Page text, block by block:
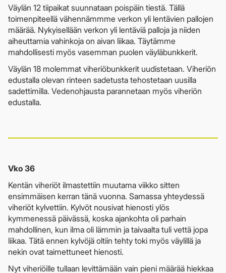
Väylän 12 tiipaikat suunnataan poispäin tiestä. Tällä
toimenpiteellä vähennämmme verkon yli lentävien pallojen
määrää. Nykyisellään verkon yli lentäviä palloja ja niiden
aiheuttamia vahinkoja on aivan liikaa. Täytämme
mahdollisesti myös vasemman puolen väyläbunkkerit.
Väylän 18 molemmat viheriöbunkkerit uudistetaan. Viheriön
edustalla olevan rinteen sadetusta tehostetaan uusilla
sadettimilla. Vedenohjausta parannetaan myös viheriön
edustalla.
Vko 36
Kentän viheriöt ilmastettiin muutama viikko sitten
ensimmäisen kerran tänä vuonna. Samassa yhteydessä
viheriöt kylvettiin. Kylvöt nousivat hienosti ylös
kymmenessä päivässä, koska ajankohta oli parhain
mahdollinen, kun ilma oli lämmin ja taivaalta tuli vettä jopa
liikaa. Tätä ennen kylvöjä oltiin tehty toki myös väylillä ja
nekin ovat taimettuneet hienosti.
Nyt viheriöille tullaan levittämään vain pieni määrää hiekkaa